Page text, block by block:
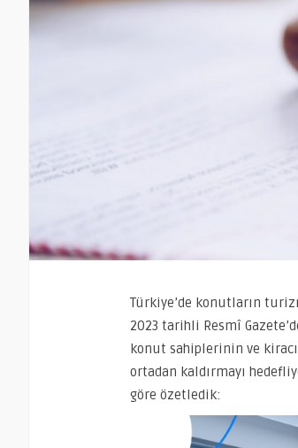
Türkiye’de konutların
2023 tarihli Resmî
konut sahiplerinin ve
ortadan kaldırmayı
göre özetledik: